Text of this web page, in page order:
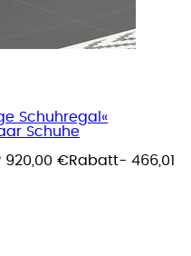
Schuhregal«
Schuhe
920,00 €Rabatt- 466,01